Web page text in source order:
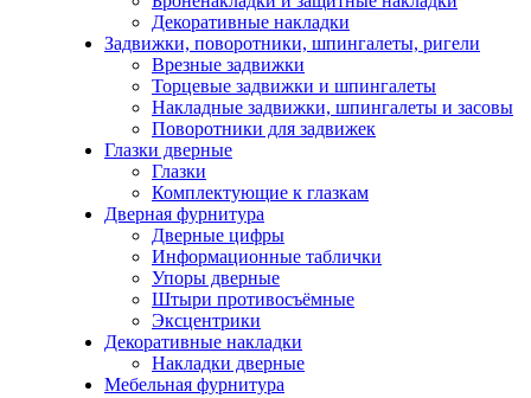
Декоративные накладки
Задвижки, поворотники, шпингалеты, ригели
Врезные задвижки
Торцевые задвижки и шпингалеты
Накладные задвижки, шпингалеты и засовы
Поворотники для задвижек
Глазки дверные
Глазки
Комплектующие к глазкам
Дверная фурнитура
Дверные цифры
Информационные таблички
Упоры дверные
Штыри противосъёмные
Эксцентрики
Декоративные накладки
Накладки дверные
Мебельная фурнитура